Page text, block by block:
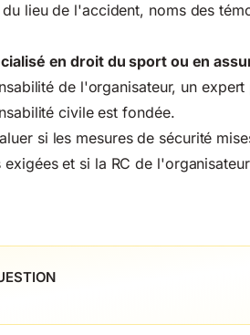
lieu de l'accident, noms des
en droit du sport ou en
de l'organisateur, un
civile est fondée.
si les mesures de sécurité
et si la RC de